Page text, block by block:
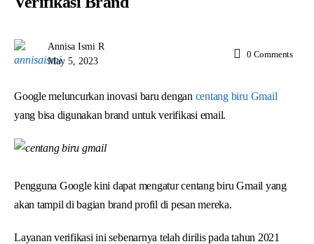
Annisa Ismi R
May 5, 2023
0 Comments
Google meluncurkan inovasi baru dengan centang biru Gmail
yang bisa digunakan brand untuk verifikasi email.
Pengguna Google kini dapat mengatur centang biru Gmail yang
akan tampil di bagian brand profil di pesan mereka.
Layanan verifikasi ini sebenarnya telah dirilis pada tahun 2021